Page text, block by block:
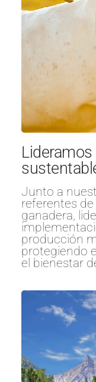
Junto a
referentes
ganadera,
producción
protegiendo
el bienestar